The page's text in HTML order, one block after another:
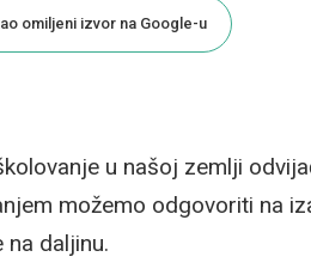
omiljeni izvor na Google-u
u našoj zemlji
možemo odgovoriti na
daljinu.